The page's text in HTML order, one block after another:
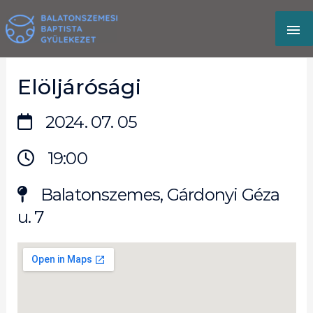
to
content
Elöljárósági
2024. 07. 05
19:00
Balatonszemes, Gárdonyi Géza
u. 7